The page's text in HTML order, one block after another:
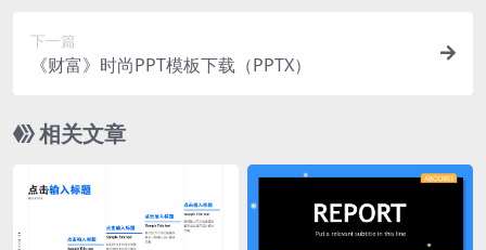
下一篇
《财富》时尚PPT模板下载（PPTX）
相关文章